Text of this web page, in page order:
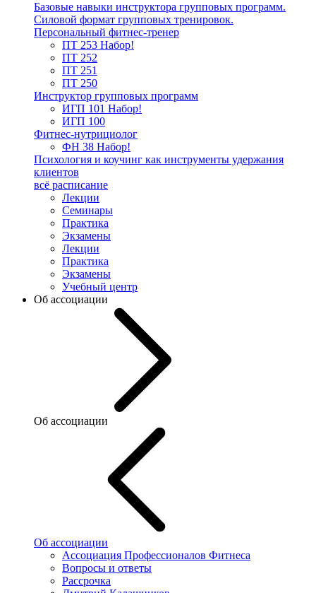
Базовые навыки инструктора групповых программ.
Силовой формат групповых тренировок.
Персональный фитнес-тренер
ПТ 253 Набор!
ПТ 252
ПТ 251
ПТ 250
Инструктор групповых программ
ИГП 101 Набор!
ИГП 100
Фитнес-нутрициолог
ФН 38 Набор!
Психология и коучинг как инструменты удержания
клиентов
всё расписание
Лекции
Семинары
Практика
Экзамены
Лекции
Практика
Экзамены
Учебный центр
Об ассоциации
Об ассоциации
Об ассоциации
Ассоциация Профессионалов Фитнеса
Вопросы и ответы
Рассрочка